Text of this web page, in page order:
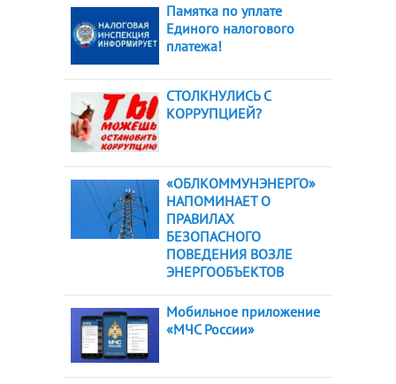
Памятка по уплате
Единого налогового
платежа!
СТОЛКНУЛИСЬ С
КОРРУПЦИЕЙ?
«ОБЛКОММУНЭНЕРГО»
НАПОМИНАЕТ О
ПРАВИЛАХ
БЕЗОПАСНОГО
ПОВЕДЕНИЯ ВОЗЛЕ
ЭНЕРГООБЪЕКТОВ
Мобильное приложение
«МЧС России»